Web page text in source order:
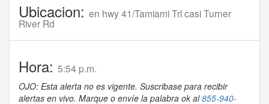
Ubicacion: en hwy 41/Tamiami Trl casi Turner
River Rd
Hora: 5:54 p.m.
OJO: Esta alerta no es vigente. Suscribase para recibir
alertas en vivo. Marque o envíe la palabra ok al855-940-